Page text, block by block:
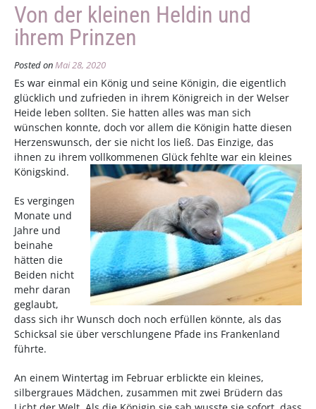
Von der kleinen Heldin und
ihrem Prinzen
Posted onMai 28, 2020
Es war einmal ein König und seine Königin, die eigentlich
glücklich und zufrieden in ihrem Königreich in der Welser
Heide leben sollten. Sie hatten alles was man sich
wünschen konnte, doch vor allem die Königin hatte diesen
Herzenswunsch, der sie nicht los ließ. Das Einzige, das
ihnen zu ihrem vollkommenen Glück fehlte war ein kleines
Königskind.
Es vergingen
Monate und
Jahre und
beinahe
hätten die
Beiden nicht
mehr daran
geglaubt,
dass sich ihr Wunsch doch noch erfüllen könnte, als das
Schicksal sie über verschlungene Pfade ins Frankenland
führte.
An einem Wintertag im Februar erblickte ein kleines,
silbergraues Mädchen, zusammen mit zwei Brüdern das